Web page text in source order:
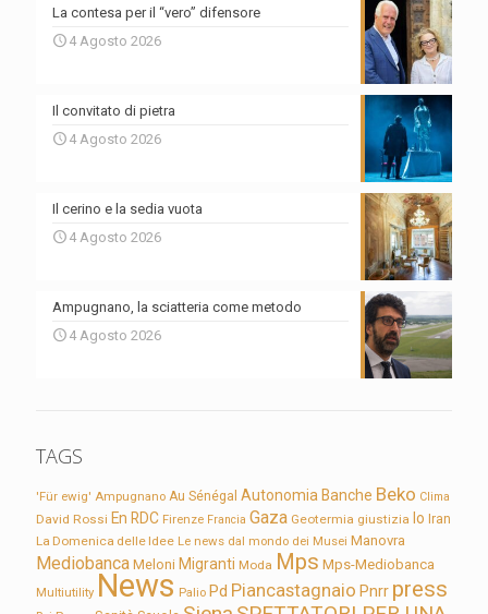
La contesa per il “vero” difensore
4 Agosto 2026
Il convitato di pietra
4 Agosto 2026
Il cerino e la sedia vuota
4 Agosto 2026
Ampugnano, la sciatteria come metodo
4 Agosto 2026
TAGS
'Für ewig' Ampugnano Au Sénégal Autonomia Banche Beko Clima
David Rossi En RDC Firenze Francia Gaza Geotermia giustizia Io Iran
La Domenica delle Idee Le news dal mondo dei Musei Manovra
Mediobanca Meloni Migranti Moda Mps Mps-Mediobanca
Multiutility News Palio Pd Piancastagnaio Pnrr press